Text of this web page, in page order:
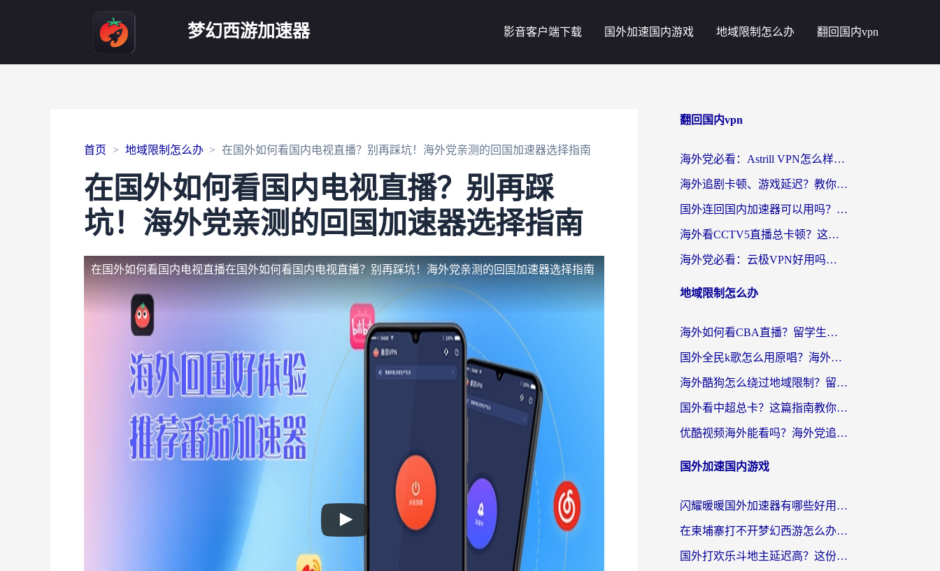
梦幻西游加速器 影音客户端下载 国外加速国内游戏 地域限制怎么办 翻回国内vpn
首页 地域限制怎么办 在国外如何看国内电视直播？别再踩坑！海外党亲测的回国加速器选择指南
在国外如何看国内电视直播？别再踩
坑！海外党亲测的回国加速器选择指南
在国外如何看国内电视直播在国外如何看国内电视直播？别再踩坑！海外党亲测的回国加速器选择指南
翻回国内vpn
海外党必看：Astrill VPN怎么样？3步选对回国加速器实现无缝刷剧玩游戏
海外追剧卡顿、游戏延迟？教你选回国加速器，附免费加速器试用一小时福利
国外连回国内加速器可以用吗？海外党亲测实用指南，解决追剧游戏卡顿难题
海外看CCTV5直播总卡顿？这篇指南教你选对回国加速器，无缝刷国内资源
海外党必看：云极VPN好用吗？和uuVPN对比哪个回国效果更好？附真实体验+避坑指南
地域限制怎么办
海外如何看CBA直播？留学生和华人必看的无卡顿观赛指南
国外全民k歌怎么用原唱？海外党亲测有效的回国加速解决方案
海外酷狗怎么绕过地域限制？留学生亲测有效的回国加速器选择指南
国外看中超总卡？这篇指南教你在海外流畅看体育赛事+中文解说（附避坑技巧）
优酷视频海外能看吗？海外党追剧看电影的终极解决方案来了
国外加速国内游戏
闪耀暖暖国外加速器有哪些好用？海外党亲测的国服游戏加速终极指南
在柬埔寨打不开梦幻西游怎么办？海外玩家国服游戏加速终极指南
国外打欢乐斗地主延迟高？这份海外玩家国服游戏加速指南帮你解决卡顿烦恼